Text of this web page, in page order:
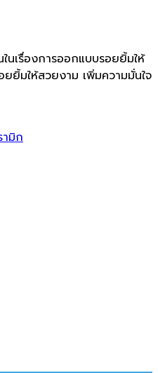
นเรื่องการออกแบบรอยยิ้มให้
ยยิ้มให้สวยงาม เพิ่มความมั่นใจ
ามิก